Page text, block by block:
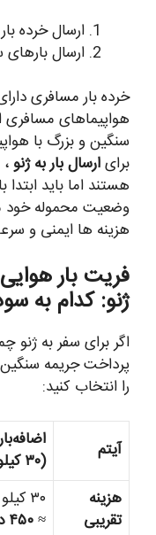
ارسال خرده
ارسال
خرده بار مسافری
هواپیماهای مسافری
سنگین و بزرگ با
برایارسال بار به ژنو
هستند اما باید
وضعیت محموله خود
هزینه ها ایمنی و
فریت بار هوایی
ژنو: کدام به
اگر برای سفر به ژنو
پرداخت جریمه سنگین
را انتخاب کنید:
آیتم
(۳۰ کیلوگرم)
هزینه
تقریبی
≈۴۵۰ دلار